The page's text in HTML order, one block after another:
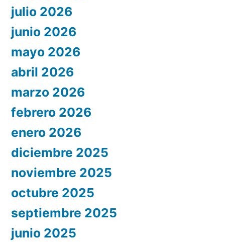
julio 2026
junio 2026
mayo 2026
abril 2026
marzo 2026
febrero 2026
enero 2026
diciembre 2025
noviembre 2025
octubre 2025
septiembre 2025
junio 2025